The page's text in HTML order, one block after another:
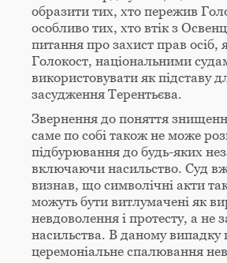
образити тих, хто пережив
особливо тих, хто втік з
питання про захист прав осіб,
Голокост, національними
використовувати як підставу
засудження Терентьєва.
Звернення до поняття
саме по собі також не може
підбурювання до будь-яких
включаючи насильство. Суд
визнав, що символічні акти
можуть бути витлумачені як
невдоволення і протесту, а не
насильства. В даному випадку
церемоніальне спалювання